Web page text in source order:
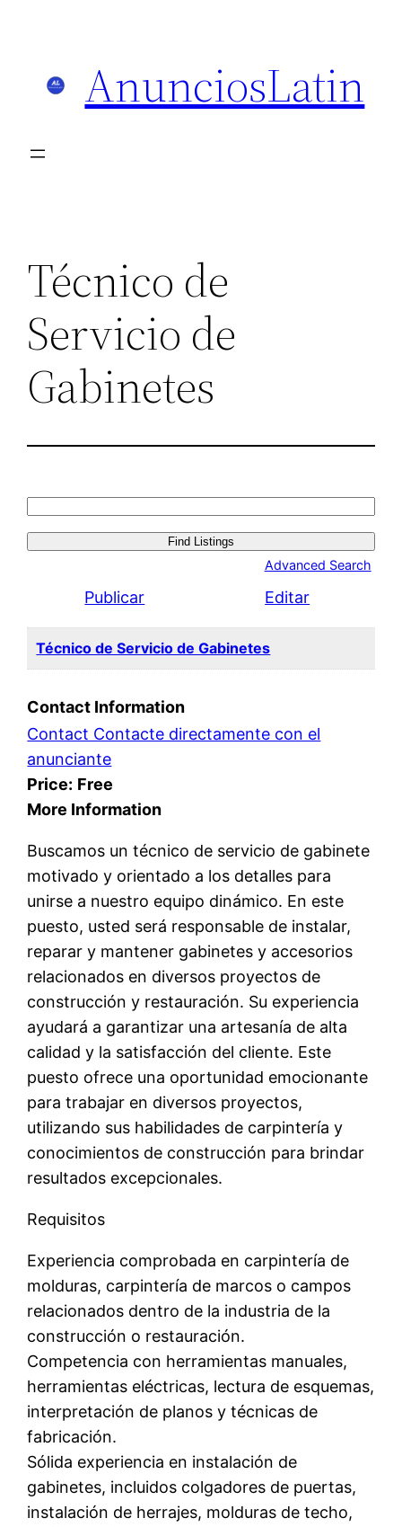
AnunciosLatin
Técnico de
Servicio de
Gabinetes
Search
for:
Advanced Search
Publicar Editar
Técnico de Servicio de Gabinetes
Contact Information
Contact Contacte directamente con el
anunciante
Price: Free
More Information
Buscamos un técnico de servicio de gabinete
motivado y orientado a los detalles para
unirse a nuestro equipo dinámico. En este
puesto, usted será responsable de instalar,
reparar y mantener gabinetes y accesorios
relacionados en diversos proyectos de
construcción y restauración. Su experiencia
ayudará a garantizar una artesanía de alta
calidad y la satisfacción del cliente. Este
puesto ofrece una oportunidad emocionante
para trabajar en diversos proyectos,
utilizando sus habilidades de carpintería y
conocimientos de construcción para brindar
resultados excepcionales.
Requisitos
Experiencia comprobada en carpintería de
molduras, carpintería de marcos o campos
relacionados dentro de la industria de la
construcción o restauración.
Competencia con herramientas manuales,
herramientas eléctricas, lectura de esquemas,
interpretación de planos y técnicas de
fabricación.
Sólida experiencia en instalación de
gabinetes, incluidos colgadores de puertas,
instalación de herrajes, molduras de techo,